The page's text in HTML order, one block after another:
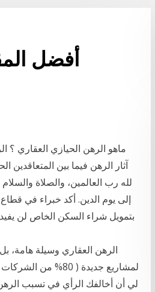
أفضل
ماهو الرهن الحيازي العقاري ؟
لله رب العالمين، والصلاة
إلى يوم الدين. أكد خبراء في
بتمويل شراء السكن الخاص لن
الرهن العقاري وسيلة هامة،
لمشاريع جديدة (
لي أن أخالفك الرأي في تسبب